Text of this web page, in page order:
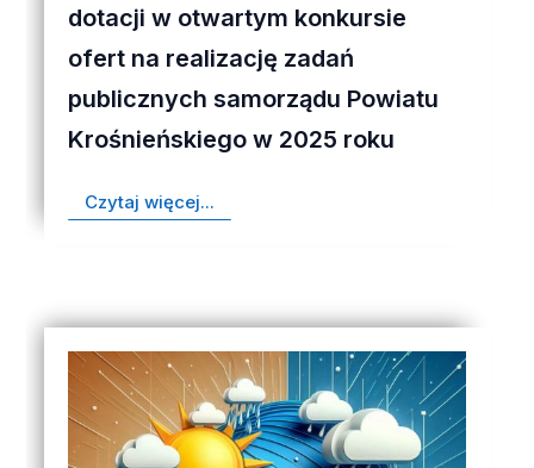
dotacji w otwartym konkursie
ofert na realizację zadań
publicznych samorządu Powiatu
Krośnieńskiego w 2025 roku
Czytaj więcej...